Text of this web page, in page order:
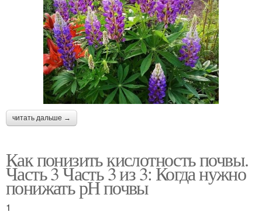
читать дальше →
Как понизить кислотность почвы.
Часть 3 Часть 3 из 3: Когда нужно
понижать рН почвы
1